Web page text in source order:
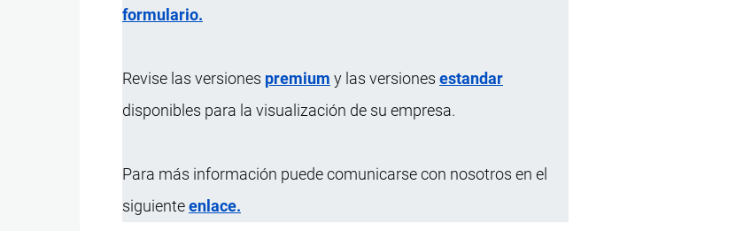
formulario.
Revise las versiones premium y las versiones estandar
disponibles para la visualización de su empresa.
Para más información puede comunicarse con nosotros en el
siguienteenlace.